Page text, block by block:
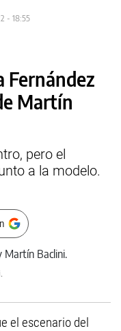
- 18:55
Fernández
Martín
pero el
a la modelo.
el escenario del